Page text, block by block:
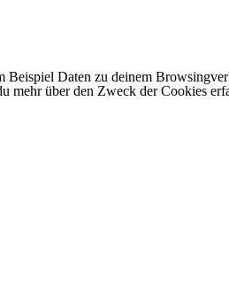
Daten zu deinem
über den Zweck der Cookies